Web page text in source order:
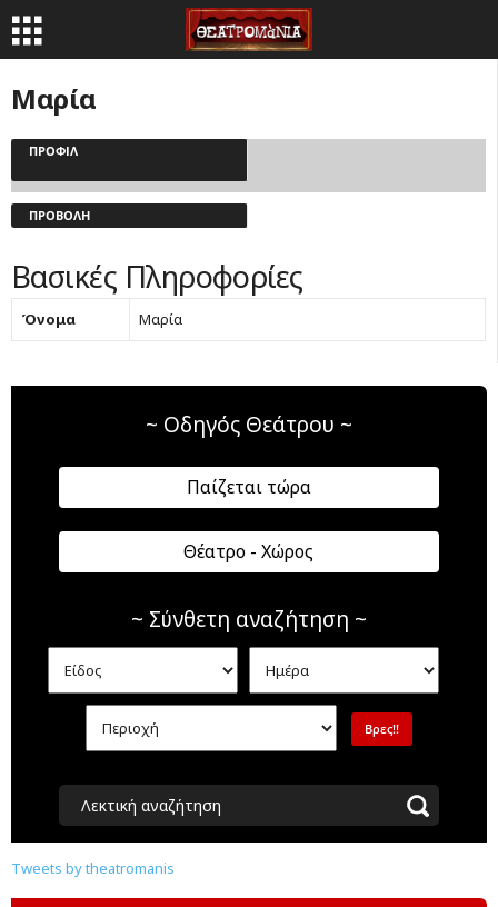
Μαρία
ΠΡΟΦΊΛ
ΠΡΟΒΟΛΉ
Βασικές Πληροφορίες
Όνομα Μαρία
~ Οδηγός Θεάτρου ~
Παίζεται τώρα
Θέατρο - Χώρος
~ Σύνθετη αναζήτηση ~
Λεκτική αναζήτηση
Tweets by theatromanis